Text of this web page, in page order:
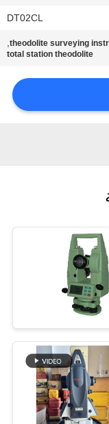
DT02CL
theodolite surveying
,
total station theodolite